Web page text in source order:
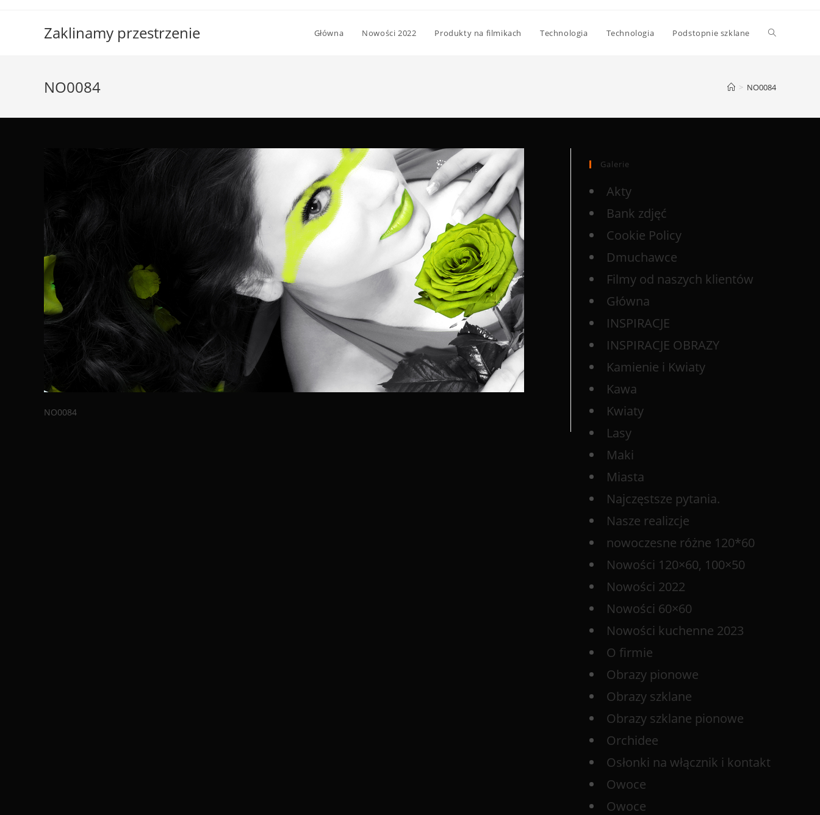
Zaklinamy przestrzenie Główna Nowości 2022 Produkty na filmikach Technologia Technologia Podstopnie szklane
NO0084 > NO0084
NO0084
Galerie
Akty
Bank zdjęć
Cookie Policy
Dmuchawce
Filmy od naszych klientów
Główna
INSPIRACJE
INSPIRACJE OBRAZY
Kamienie i Kwiaty
Kawa
Kwiaty
Lasy
Maki
Miasta
Najczęstsze pytania.
Nasze realizcje
nowoczesne różne 120*60
Nowości 120×60, 100×50
Nowości 2022
Nowości 60×60
Nowości kuchenne 2023
O firmie
Obrazy pionowe
Obrazy szklane
Obrazy szklane pionowe
Orchidee
Osłonki na włącznik i kontakt
Owoce
Owoce